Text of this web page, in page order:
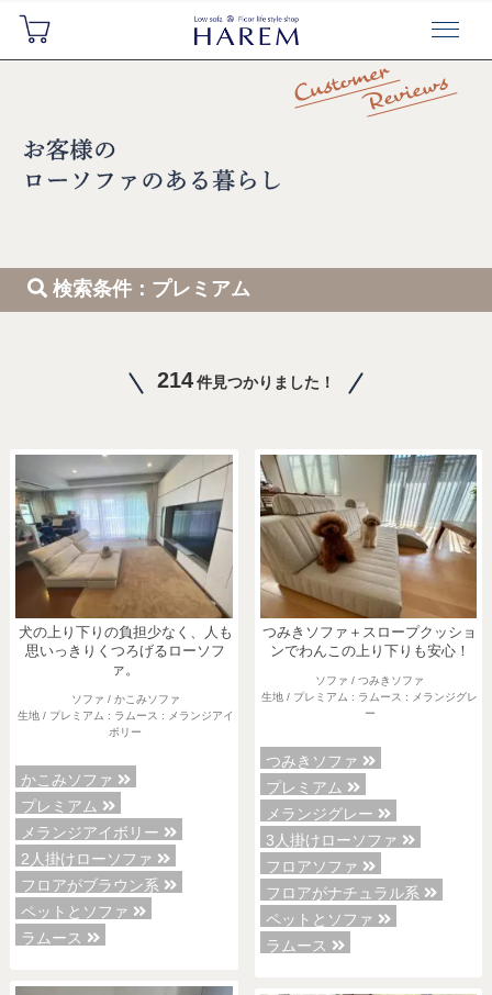
検索条件：プレミアム
214件見つかりました！
犬の上り下りの負担少なく、人も
思いっきりくつろげるローソフ
ァ。
ソファ / かこみソファ
生地 / プレミアム : ラムース : メランジアイ
ボリー
かこみソファ
プレミアム
メランジアイボリー
2人掛けローソファ
フロアがブラウン系
ペットとソファ
ラムース
つみきソファ＋スロープクッショ
ンでわんこの上り下りも安心！
ソファ / つみきソファ
生地 / プレミアム : ラムース : メランジグレ
ー
つみきソファ
プレミアム
メランジグレー
3人掛けローソファ
フロアソファ
フロアがナチュラル系
ペットとソファ
ラムース